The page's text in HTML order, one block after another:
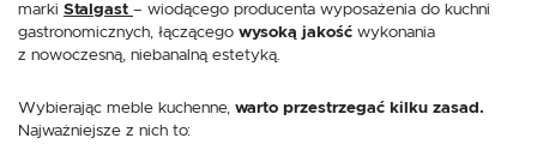
marki Stalgast – wiodącego producenta wyposażenia do kuchni
gastronomicznych, łączącego wysoką jakość wykonania
z nowoczesną, niebanalną estetyką.
Wybierając meble kuchenne, warto przestrzegać kilku zasad.
Najważniejsze z nich to: